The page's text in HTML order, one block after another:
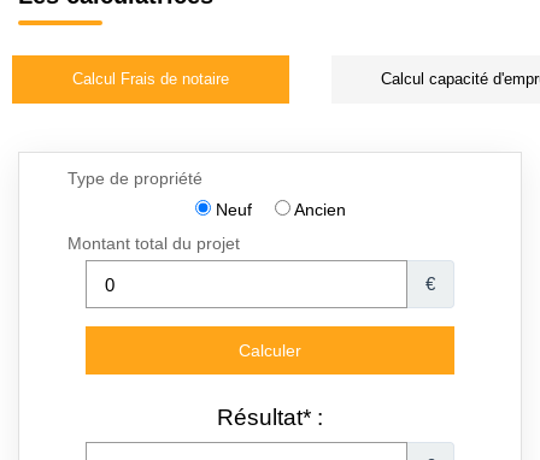
Calcul Frais de notaire Calcul capacité